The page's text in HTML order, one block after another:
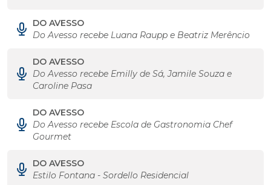
DO AVESSO
Do Avesso recebe Luana Raupp e Beatriz Merêncio
DO AVESSO
Do Avesso recebe Emilly de Sá, Jamile Souza e
Caroline Pasa
DO AVESSO
Do Avesso recebe Escola de Gastronomia Chef
Gourmet
DO AVESSO
Estilo Fontana - Sordello Residencial